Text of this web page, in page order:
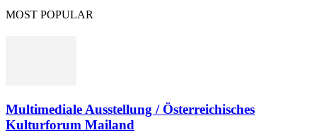
MOST POPULAR
Multimediale Ausstellung / Österreichisches
Kulturforum Mailand